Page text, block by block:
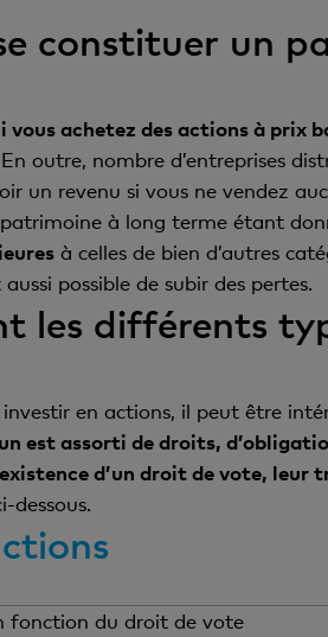
constituer un
vous achetez des actions à prix
outre, nombre d’entreprises
un revenu si vous ne vendez
à long terme étant
à celles de bien d’autres
possible de subir des pertes.
les différents
en actions, il peut être
est assorti de droits,
d’un droit de vote,
dessous.
fonction du droit de vote